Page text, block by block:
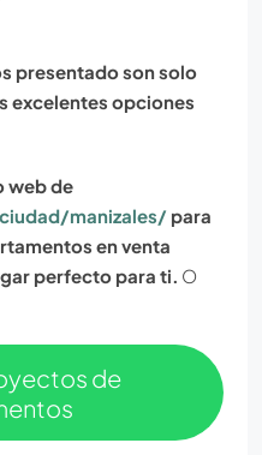
presentado son solo
excelentes opciones
web de
manizales/ para
en venta
perfecto para ti. O
de